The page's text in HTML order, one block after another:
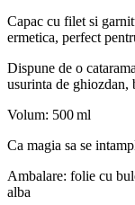
Capac cu filet si
ermetica, perfect
Dispune de o
usurinta de ghiozdan,
Volum: 500 ml
Ca magia sa se
Ambalare: folie cu
alba